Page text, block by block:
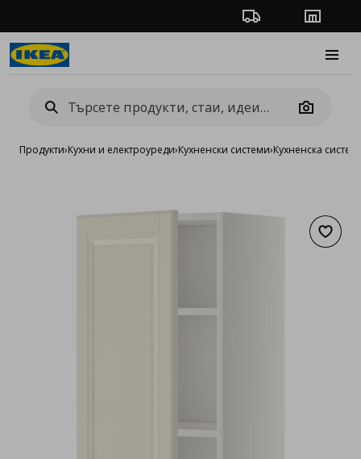
Проследяване на
Camera
Продукти›Кухни и електроуреди›Кухненски системи›Кухненска